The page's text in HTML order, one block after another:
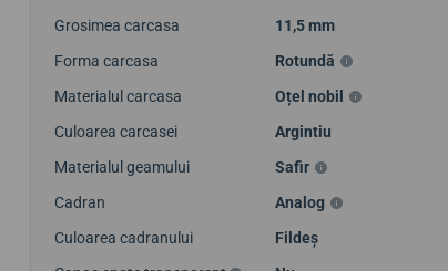
Grosimea carcasa
11,5 mm
Forma carcasa
Rotundă
Materialul carcasa
Oțel nobil
Culoarea carcasei
Argintiu
Materialul geamului
Safir
Cadran
Analog
Culoarea cadranului
Fildeș